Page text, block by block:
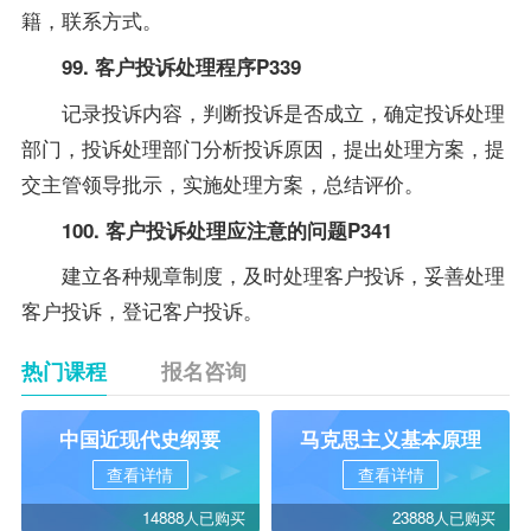
籍，联系方式。
99. 客户投诉处理程序P339
记录投诉内容，判断投诉是否成立，确定投诉处理
部门，投诉处理部门分析投诉原因，提出处理方案，提
交主管领导批示，实施处理方案，总结评价。
100. 客户投诉处理应注意的问题P341
建立各种规章制度，及时处理客户投诉，妥善处理
客户投诉，登记客户投诉。
热门课程 报名咨询
中国近现代史纲要
查看详情
14888人已购买
马克思主义基本原理
查看详情
23888人已购买